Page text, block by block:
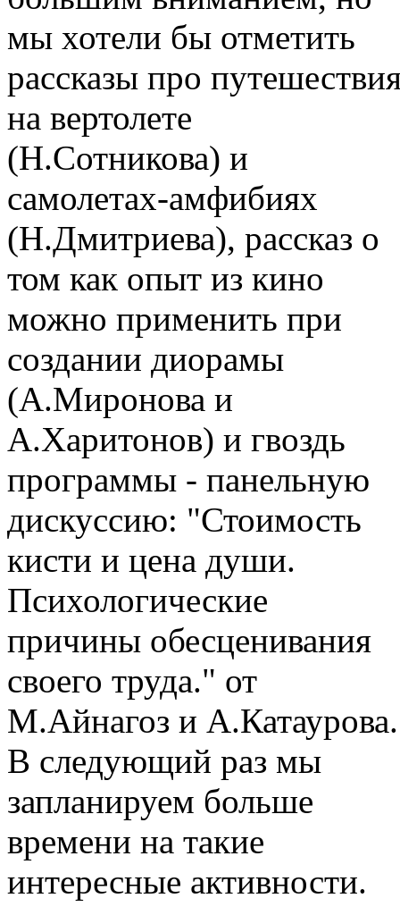
мы хотели бы отметить
рассказы про
на вертолете
(Н.Сотникова) и
самолетах-амфибиях
(Н.Дмитриева), рассказ о
том как опыт из кино
можно применить при
создании диорамы
(А.Миронова и
А.Харитонов) и гвоздь
программы - панельную
дискуссию: "Стоимость
кисти и цена души.
Психологические
причины обесценивания
своего труда." от
М.Айнагоз и А.Катаурова.
В следующий раз мы
запланируем больше
времени на такие
интересные активности.